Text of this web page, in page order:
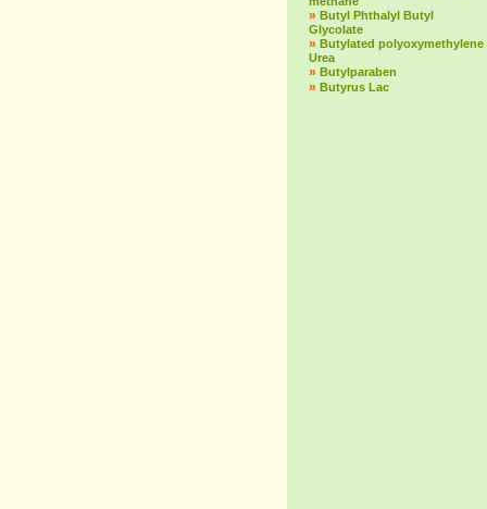
» Butyl Phthalyl Butyl
Glycolate
» Butylated polyoxymethylene
Urea
» Butylparaben
» Butyrus Lac